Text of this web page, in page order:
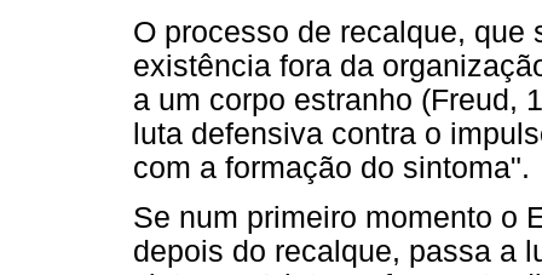
O processo de recalque, que
existência fora da
a um corpo estranho (Freud,
luta defensiva contra o
com a formação do sintoma".
Se num primeiro momento o
depois do recalque, passa a